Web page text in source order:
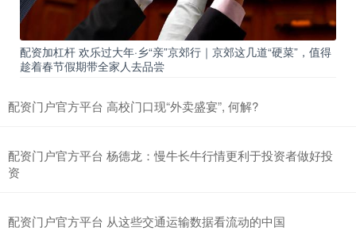
配资加杠杆 欢乐过大年·乡“亲”京郊行｜京郊这几道“硬菜”，值得
趁着春节假期带全家人去品尝
配资门户官方平台 高校门口现“外卖盛宴”, 何解?
配资门户官方平台 杨德龙：慢牛长牛行情更利于投资者做好投
资
配资门户官方平台 从这些交通运输数据看流动的中国